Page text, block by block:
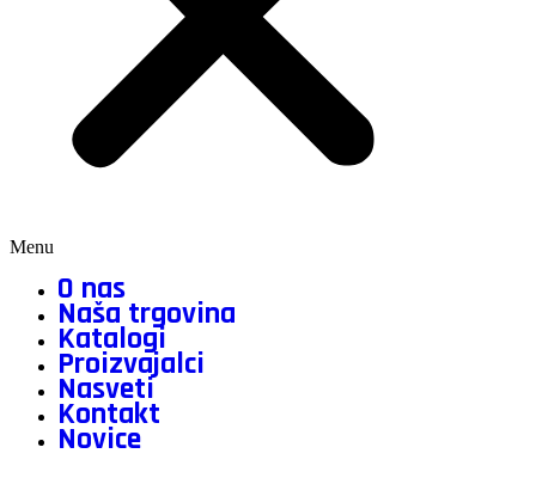
Menu
O nas
Naša trgovina
Katalogi
Proizvajalci
Nasveti
Kontakt
Novice